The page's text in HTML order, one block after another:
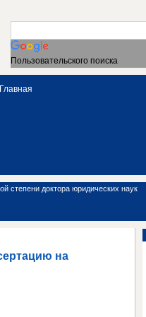
Пользовательского поиска
Главная
степени доктора юридических наук
на